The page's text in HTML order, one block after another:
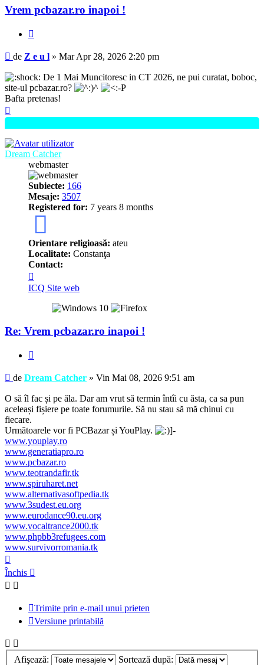
l
Vrem pcbazar.ro inapoi !
Mesaj
de Z e u l » Mar Apr 28, 2026 2:20 pm
De 1 Mai Muncitoresc in CT 2026, ne pui curatat, boboc,
site-ul pcbazar.ro?
Bafta pretenas!
Dream Catcher
webmaster
Subiecte: 166
Mesaje: 3507
Registered for: 7 years 8 months
Orientare religioasă: ateu
Localitate: Constanţa
Contact:
pe
Dream
Catcher
ICQ Site web
Re: Vrem pcbazar.ro inapoi !
Mesaj
de Dream Catcher » Vin Mai 08, 2026 9:51 am
O să îl fac și pe ăla. Dar am vrut să termin întîi cu ăsta, ca sa pun
aceleași fișiere pe toate forumurile. Să nu stau să mă chinui cu
fiecare.
Următoarele vor fi PCBazar și YouPlay.
www.youplay.ro
www.generatiapro.ro
www.pcbazar.ro
www.teotrandafir.tk
www.spiruharet.net
www.alternativasoftpedia.tk
www.3sudest.eu.org
www.eurodance90.eu.org
www.vocaltrance2000.tk
www.phpbb3refugees.com
www.survivorromania.tk
Închis
Trimite prin e-mail unui prieten
Versiune printabilă
Afişează:
Sortează după: